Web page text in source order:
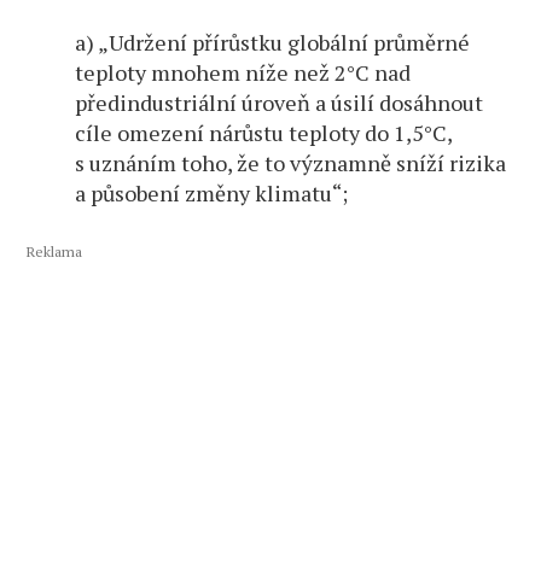
a) „Udržení přírůstku globální průměrné
teploty mnohem níže než 2°C nad
předindustriální úroveň a úsilí dosáhnout
cíle omezení nárůstu teploty do 1,5°C,
s uznáním toho, že to významně sníží rizika
a působení změny klimatu“;
Reklama